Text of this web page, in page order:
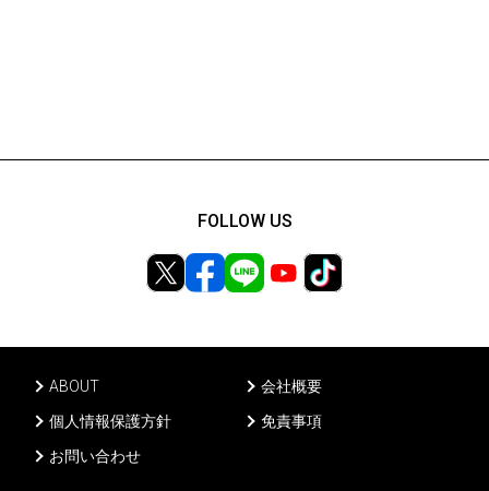
ABOUT
会社概要
個人情報保護方針
免責事項
お問い合わせ
FOLLOW US